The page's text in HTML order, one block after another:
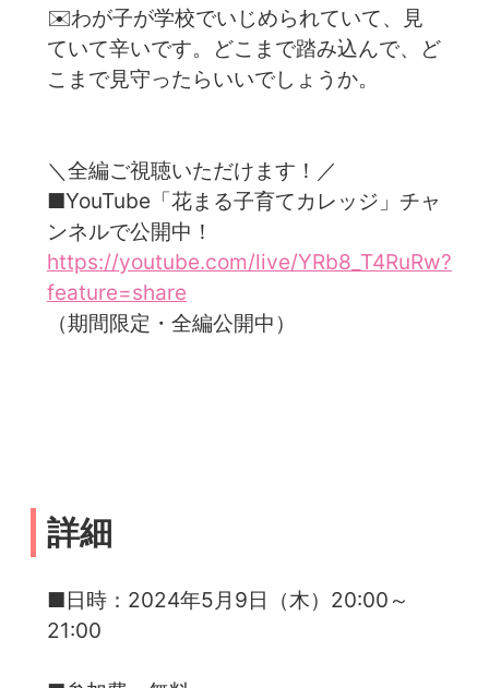
✉️わが子が学校でいじめられていて、見
ていて辛いです。どこまで踏み込んで、ど
こまで見守ったらいいでしょうか。
＼全編ご視聴いただけます！／
■YouTube「花まる子育てカレッジ」チャ
ンネルで公開中！
https://youtube.com/live/YRb8_T4RuRw?
feature=share
（期間限定・全編公開中）
詳細
■日時：2024年5月9日（木）20:00～
21:00